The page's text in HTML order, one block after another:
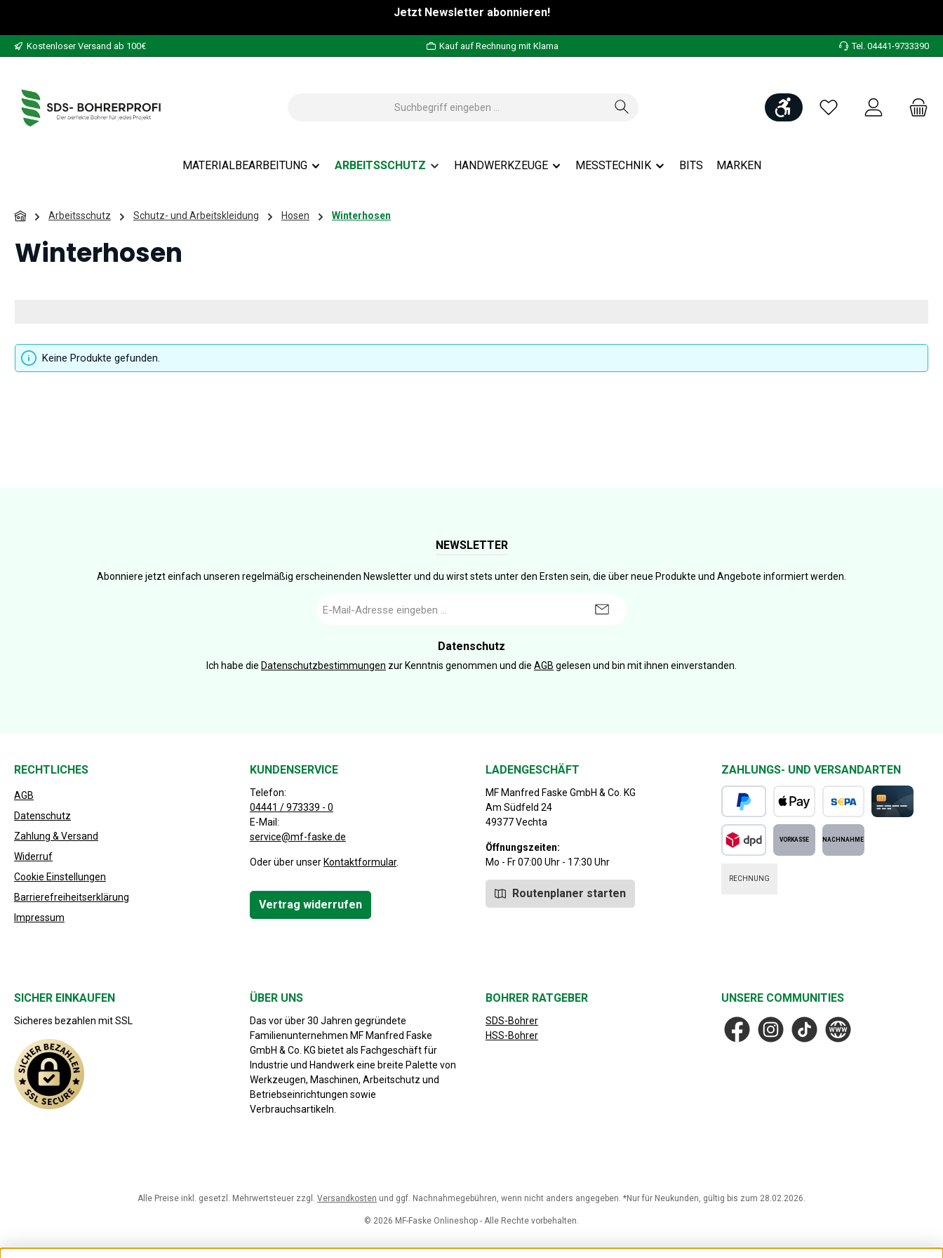
Jetzt Newsletter abonnieren!
Kostenloser Versand ab 100€ Kauf auf Rechnung mit Klarna Tel. 04441-9733390
Werkzeugleiste anzeigen
Du hast 0 Produkte
MATERIALBEARBEITUNG ARBEITSSCHUTZ HANDWERKZEUGE MESSTECHNIK BITS MARKEN
Arbeitsschutz Schutz- und Arbeitskleidung Hosen Winterhosen
Winterhosen
Keine Produkte gefunden.
NEWSLETTER
Abonniere jetzt einfach unseren regelmäßig erscheinenden Newsletter und du wirst stets unter den Ersten sein, die über neue Produkte und Angebote informiert werden.
Mail-
Datenschutz
Ich habe die Datenschutzbestimmungen zur Kenntnis genommen und die AGB gelesen und bin mit ihnen einverstanden.
RECHTLICHES
AGB
Datenschutz
Zahlung & Versand
Widerruf
Cookie Einstellungen
Barrierefreiheitserklärung
Impressum
KUNDENSERVICE
Telefon:
04441 / 973339 - 0
E-Mail:
service@mf-faske.de
Oder über unser Kontaktformular.
Vertrag widerrufen
LADENGESCHÄFT
MF Manfred Faske GmbH & Co. KG
Am Südfeld 24
49377 Vechta
Öffnungszeiten:
Mo - Fr 07:00 Uhr - 17:30 Uhr
Routenplaner starten
ZAHLUNGS- UND VERSANDARTEN
PayPal Apple Pay SEPA Lastschrift
RECHNUNG
SICHER EINKAUFEN
Sicheres bezahlen mit SSL
ÜBER UNS
Das vor über 30 Jahren gegründete
Familienunternehmen MF Manfred Faske
GmbH & Co. KG bietet als Fachgeschäft für
Industrie und Handwerk eine breite Palette von
Werkzeugen, Maschinen, Arbeitschutz und
Betriebseinrichtungen sowie
Verbrauchsartikeln.
BOHRER RATGEBER
SDS-Bohrer
HSS-Bohrer
UNSERE COMMUNITIES
FacebookInstagramTikTok MF Faske
Alle Preise inkl. gesetzl. Mehrwertsteuer zzgl. Versandkosten und ggf. Nachnahmegebühren, wenn nicht anders angegeben. *Nur für Neukunden, gültig bis zum 28.02.2026.
© 2026 MF-Faske Onlineshop - Alle Rechte vorbehalten.